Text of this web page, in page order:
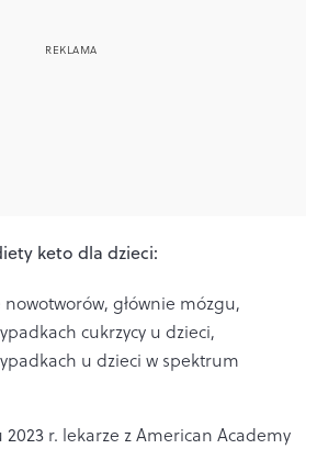
keto dla dzieci:
głównie mózgu,
cukrzycy u dzieci,
u dzieci w spektrum
2023 r. lekarze z American Academy